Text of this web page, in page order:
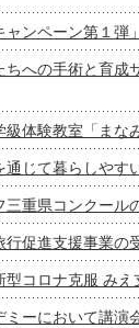
ャンペーン第１弾
ちへの手術と育
級体験教室「まな
通じて暮らしや
重県コンクール
行促進支援事業の
型コロナ克服 み
ーにおいて講演